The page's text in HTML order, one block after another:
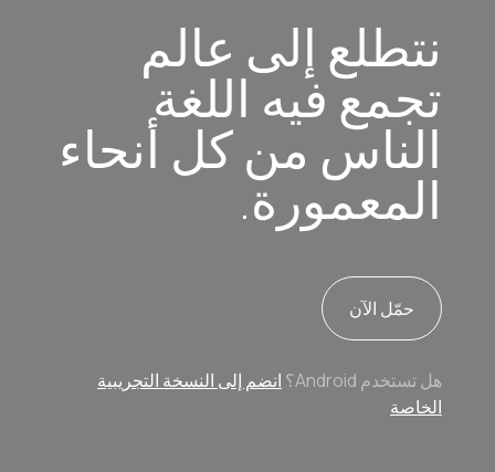
نتطلع إلى عالم
تجمع فيه اللغة
الناس من كل أنحاء
المعمورة.
حمّل الآن
هل تستخدم Android؟
انضم إلى النسخة التجريبية
الخاصة